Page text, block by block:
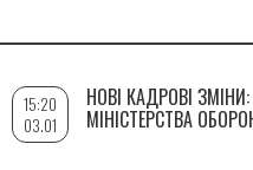
15:20
03.01
НОВІ КАДРОВІ
МІНІСТЕРСТВА